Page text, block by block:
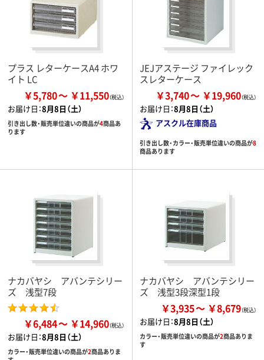
プラス レターケースA4 ホワ
イト LC
￥5,780 ￥11,550
お届け日：8月8日（土）
引き出し数・販売単位違いの商品が4商品あ
ります
JEJアステージ ファイレック
スレターケース
￥3,740 ￥19,960
お届け日：8月8日（土）
アスクル在庫商品
引き出し数・カラー・販売単位違いの商品が8
商品あります
ナカバヤシ アバンテシリー
ズ 浅型7段
￥6,484 ￥14,960
お届け日：8月8日（土）
カラー・販売単位違いの商品が2商品ありま
ナカバヤシ アバンテシリー
ズ 浅型3段深型1段
￥3,935 ￥8,679
お届け日：8月8日（土）
カラー・販売単位違いの商品が2商品ありま
す